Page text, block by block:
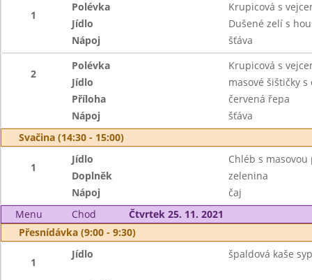
1
Polévka
Krupicová s
Jídlo
Dušené zelí s
Nápoj
šťáva
2
Polévka
Krupicová s
Jídlo
masové šištičky
Příloha
červená řepa
Nápoj
šťáva
Svačina (14:30 - 15:00)
1
Jídlo
Chléb s
Doplněk
zelenina
Nápoj
čaj
Menu
Chod
Čtvrtek 25. 11. 2021
Přesnídávka (9:00 - 9:30)
1
Jídlo špaldová kaše